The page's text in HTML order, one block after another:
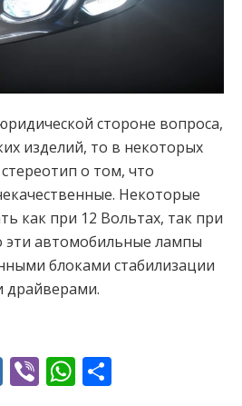
стороне вопроса,
изделий, то в некоторых
о том, что
Некоторые
как при 12 Вольтах, так при
эти автомобильные лампы
блоками стабилизации
драйверами.
Mail.Ru
ViberWhatsApp